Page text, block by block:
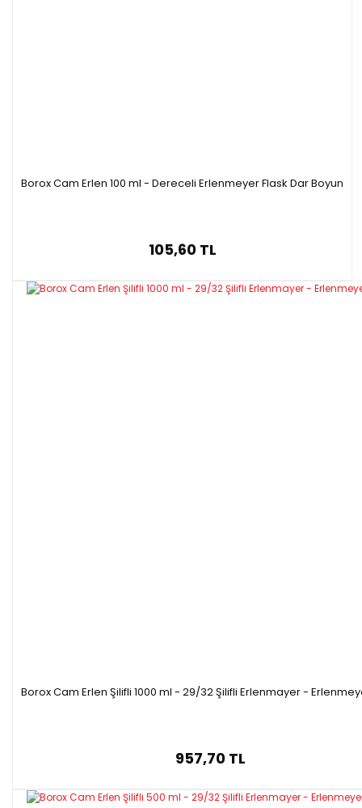
Borox Cam Erlen 100 ml - Dereceli Erlenmeyer Flask Dar Boyun
105,60 TL
Borox Cam Erlen Şilifli 1000 ml - 29/32 Şilifli Erlenmayer -
957,70 TL